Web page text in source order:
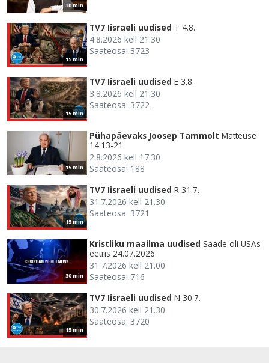
30 min
15 min
TV7 Iisraeli uudised T 4.8.
4.8.2026 kell 21.30
Saateosa: 3723
15 min
TV7 Iisraeli uudised E 3.8.
3.8.2026 kell 21.30
Saateosa: 3722
15 min
Pühapäevaks Joosep Tammolt Matteuse
14:13-21
2.8.2026 kell 17.30
Saateosa: 188
15 min
TV7 Iisraeli uudised R 31.7.
31.7.2026 kell 21.30
Saateosa: 3721
30 min
Kristliku maailma uudised Saade oli USAs
eetris 24.07.2026
31.7.2026 kell 21.00
Saateosa: 716
15 min
TV7 Iisraeli uudised N 30.7.
30.7.2026 kell 21.30
Saateosa: 3720